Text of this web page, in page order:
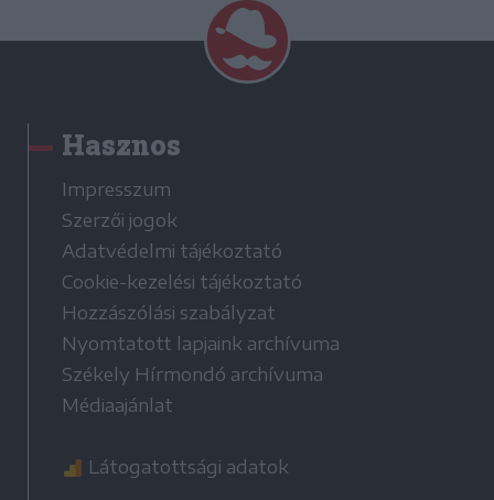
Hasznos
Impresszum
Szerzői jogok
Adatvédelmi tájékoztató
Cookie-kezelési tájékoztató
Hozzászólási szabályzat
Nyomtatott lapjaink archívuma
Székely Hírmondó archívuma
Médiaajánlat
Látogatottsági adatok